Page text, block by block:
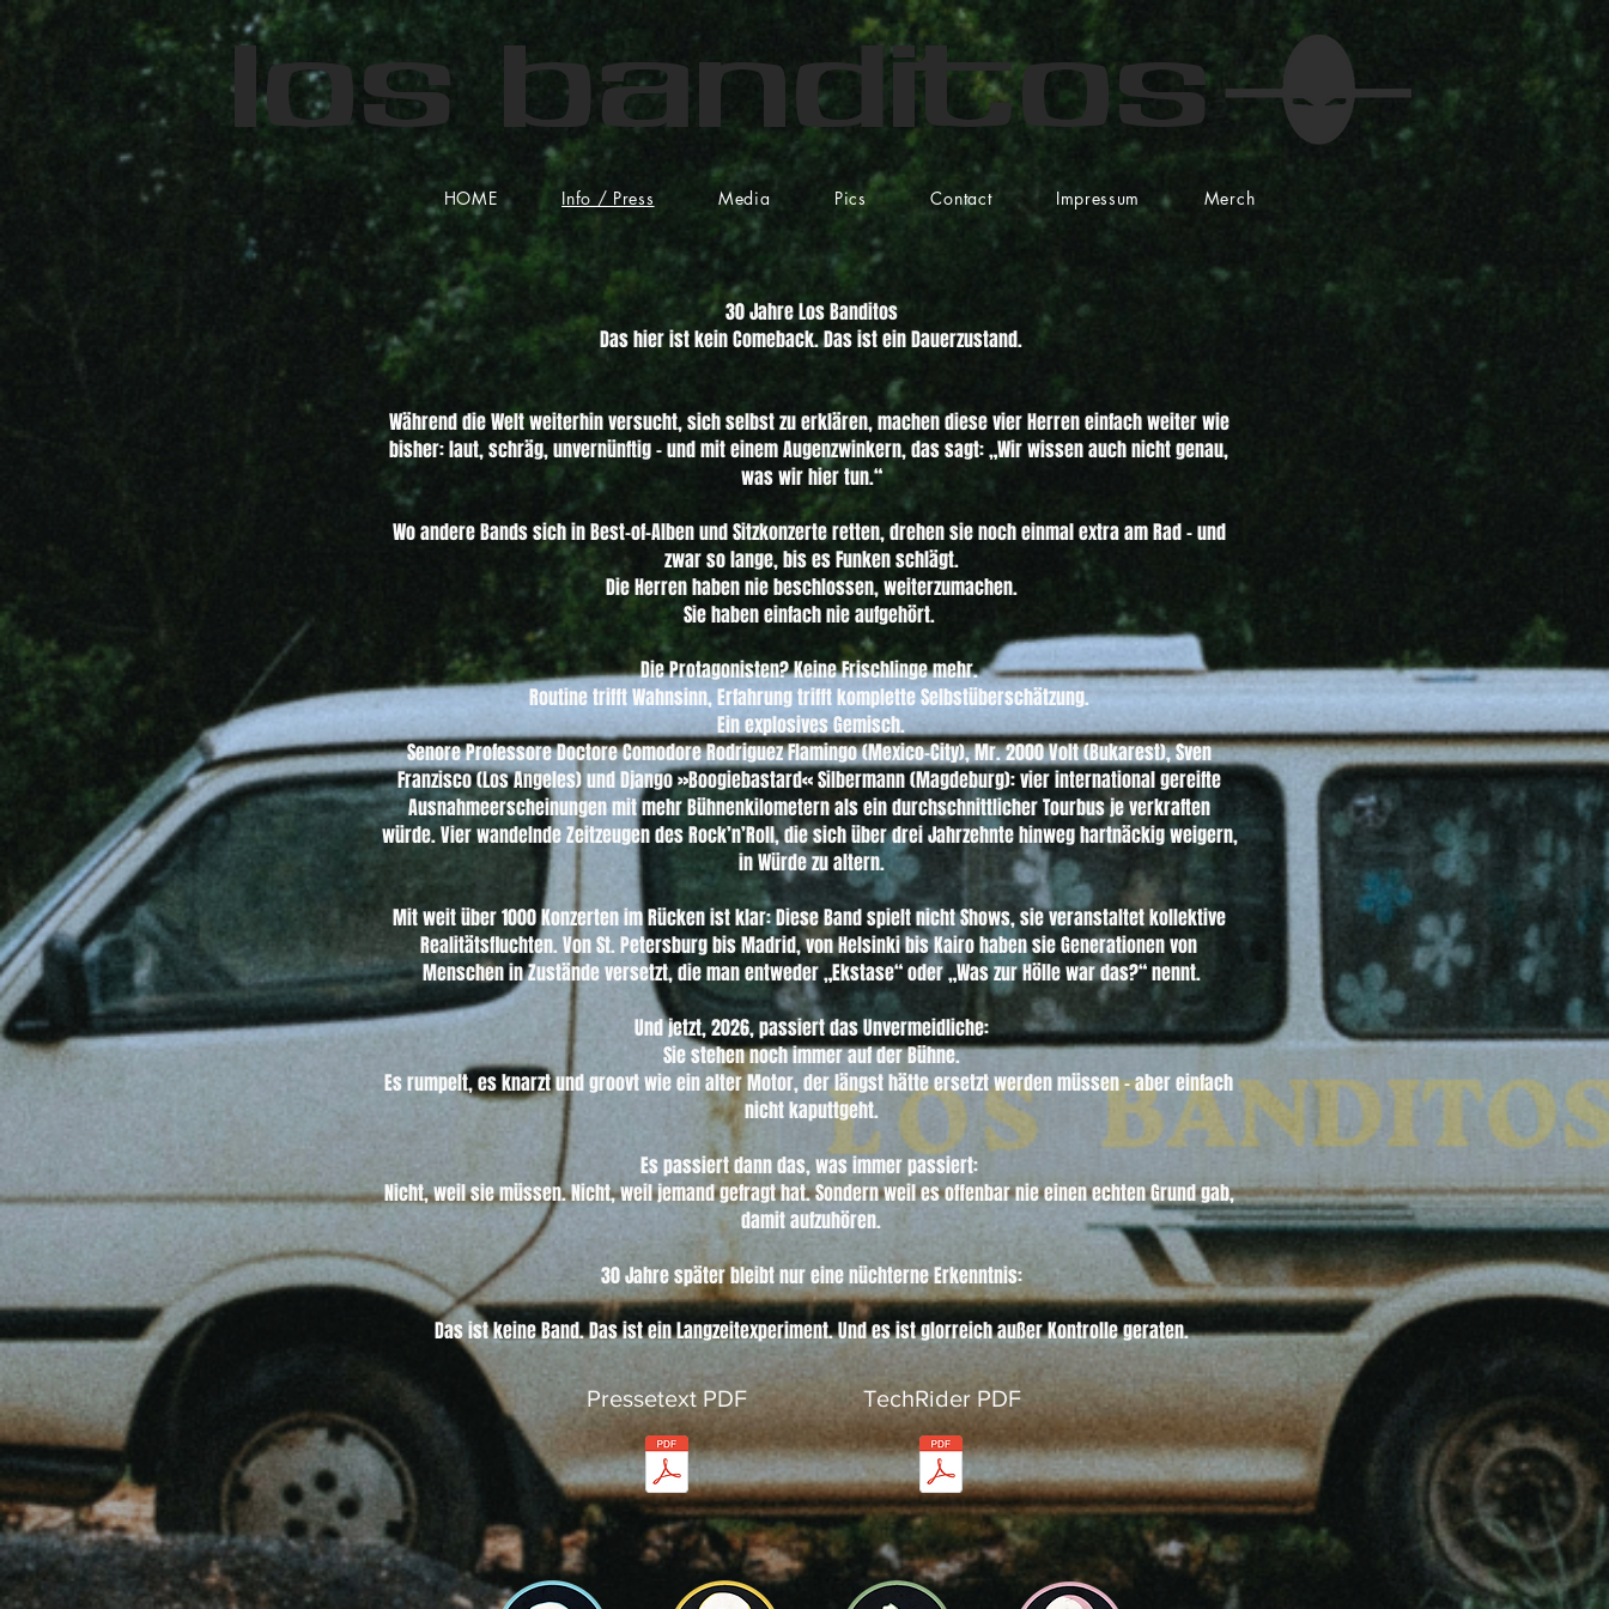
Los Banditos
HOME Info / Press Media Pics Contact Impressum Merch
30 Jahre Los Banditos
Das hier ist kein Comeback. Das ist ein Dauerzustand.
Während die Welt weiterhin versucht, sich selbst zu erklären, machen diese vier Herren einfach weiter wie
bisher: laut, schräg, unvernünftig – und mit einem Augenzwinkern, das sagt: „Wir wissen auch nicht genau,
was wir hier tun.“
Wo andere Bands sich in Best-of-Alben und Sitzkonzerte retten, drehen sie noch einmal extra am Rad – und
zwar so lange, bis es Funken schlägt.
Die Herren haben nie beschlossen, weiterzumachen.
Sie haben einfach nie aufgehört.
Die Protagonisten? Keine Frischlinge mehr.
Routine trifft Wahnsinn, Erfahrung trifft komplette Selbstüberschätzung.
Ein explosives Gemisch.
Senore Professore Doctore Comodore Rodriguez Flamingo (Mexico-City), Mr. 2000 Volt (Bukarest), Sven
Franzisco (Los Angeles) und Django »Boogiebastard« Silbermann (Magdeburg): vier international gereifte
Ausnahmeerscheinungen mit mehr Bühnenkilometern als ein durchschnittlicher Tourbus je verkraften
würde. Vier wandelnde Zeitzeugen des Rock’n’Roll, die sich über drei Jahrzehnte hinweg hartnäckig weigern,
in Würde zu altern.
Mit weit über 1000 Konzerten im Rücken ist klar: Diese Band spielt nicht Shows, sie veranstaltet kollektive
Realitätsfluchten. Von St. Petersburg bis Madrid, von Helsinki bis Kairo haben sie Generationen von
Menschen in Zustände versetzt, die man entweder „Ekstase“ oder „Was zur Hölle war das?“ nennt.
Und jetzt, 2026, passiert das Unvermeidliche:
Sie stehen noch immer auf der Bühne.
Es rumpelt, es knarzt und groovt wie ein alter Motor, der längst hätte ersetzt werden müssen – aber einfach
nicht kaputtgeht.
Es passiert dann das, was immer passiert:
Nicht, weil sie müssen. Nicht, weil jemand gefragt hat. Sondern weil es offenbar nie einen echten Grund gab,
damit aufzuhören.
30 Jahre später bleibt nur eine nüchterne Erkenntnis:
Das ist keine Band. Das ist ein Langzeitexperiment. Und es ist glorreich außer Kontrolle geraten.
Pressetext PDF TechRider PDF